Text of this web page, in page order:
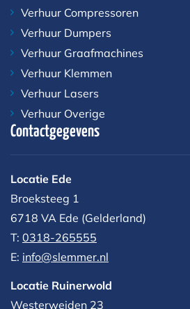
Verhuur Compressoren
Verhuur Dumpers
Verhuur Graafmachines
Verhuur Klemmen
Verhuur Lasers
Verhuur Overige
Contactgegevens
Locatie Ede
Broeksteeg 1
6718 VA Ede (Gelderland)
T: 0318-265555
E: info@slemmer.nl
Locatie Ruinerwold
Westerweiden 23